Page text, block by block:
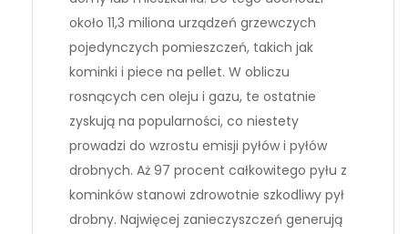
około 11,3 miliona urządzeń grzewczych
pojedynczych pomieszczeń, takich jak
kominki i piece na pellet. W obliczu
rosnących cen oleju i gazu, te ostatnie
zyskują na popularności, co niestety
prowadzi do wzrostu emisji pyłów i pyłów
drobnych. Aż 97 procent całkowitego pyłu z
kominków stanowi zdrowotnie szkodliwy pył
drobny. Najwięcej zanieczyszczeń generują